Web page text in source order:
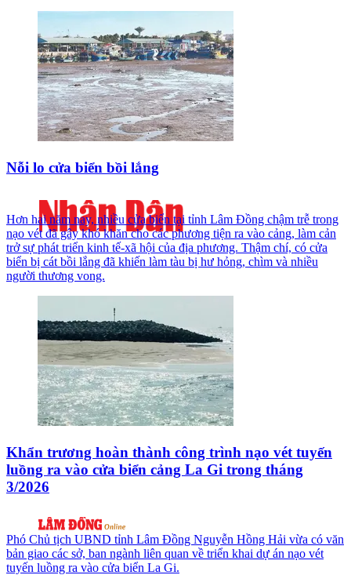
Nỗi lo cửa biển bồi lắng
Hơn hai năm nay, nhiều cửa biển tại tỉnh Lâm Đồng chậm trễ trong
nạo vét đã gây khó khăn cho các phương tiện ra vào cảng, làm cản
trở sự phát triển kinh tế-xã hội của địa phương. Thậm chí, có cửa
biển bị cát bồi lắng đã khiến làm tàu bị hư hỏng, chìm và nhiều
người thương vong.
Khẩn trương hoàn thành công trình nạo vét tuyến
luồng ra vào cửa biển cảng La Gi trong tháng
3/2026
Phó Chủ tịch UBND tỉnh Lâm Đồng Nguyễn Hồng Hải vừa có văn
bản giao các sở, ban ngành liên quan về triển khai dự án nạo vét
tuyến luồng ra vào cửa biển La Gi.